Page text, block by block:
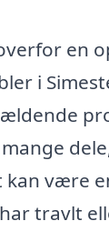
en
i
kan være
travlt